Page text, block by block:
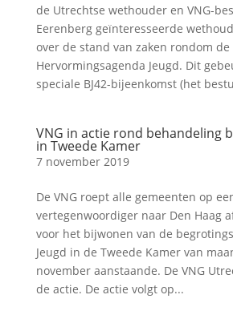
de Utrechtse wethouder en VNG-
Eerenberg geïnteresseerde
over de stand van zaken rondom de
Hervormingsagenda Jeugd. Dit
speciale BJ42-bijeenkomst (het
VNG in actie rond behandeling
in Tweede Kamer
7 november 2019
De VNG roept alle gemeenten op
vertegenwoordiger naar Den Haag
voor het bijwonen van de
Jeugd in de Tweede Kamer van
november aanstaande. De VNG
de actie. De actie volgt op...